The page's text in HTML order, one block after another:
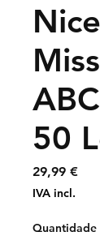
50
29,99 €
IVA incl.
Quantidade